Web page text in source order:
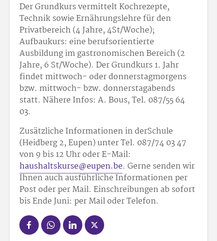
Der Grundkurs vermittelt Kochrezepte,
Technik sowie Ernährungslehre für den
Privatbereich (4 Jahre, 4St/Woche);
Aufbaukurs: eine berufsorientierte
Ausbildung im gastronomischen Bereich (2
Jahre, 6 St/Woche). Der Grundkurs 1. Jahr
findet mittwoch- oder donnerstagmorgens
bzw. mittwoch- bzw. donnerstagabends
statt. Nähere Infos: A. Bous, Tel. 087/55 64
03.
Zusätzliche Informationen in derSchule
(Heidberg 2, Eupen) unter Tel. 087/74 03 47
von 9 bis 12 Uhr oder E-Mail:
haushaltskurse@eupen.be. Gerne senden wir
Ihnen auch ausführliche Informationen per
Post oder per Mail. Einschreibungen ab sofort
bis Ende Juni: per Mail oder Telefon.